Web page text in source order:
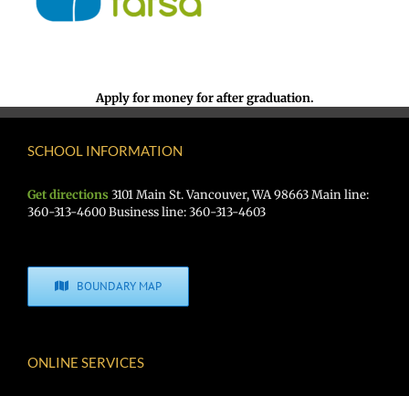
Apply for money for after graduation.
SCHOOL INFORMATION
Get directions 3101 Main St. Vancouver, WA 98663 Main line:
360-313-4600 Business line: 360-313-4603
BOUNDARY MAP
ONLINE SERVICES